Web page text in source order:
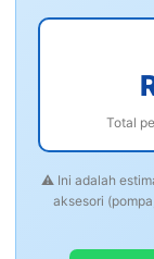
Total
⚠️ Ini adalah
aksesori